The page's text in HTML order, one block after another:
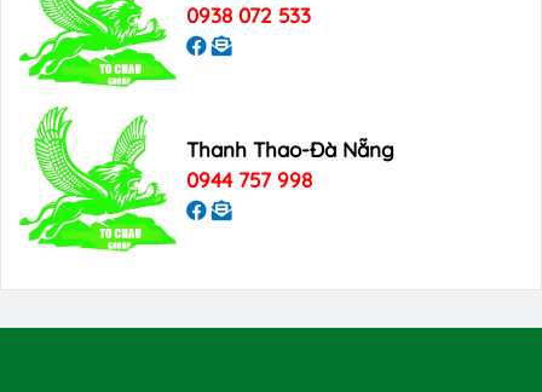
0938 072 533
Thanh Thao-Đà Nẵng
0944 757 998